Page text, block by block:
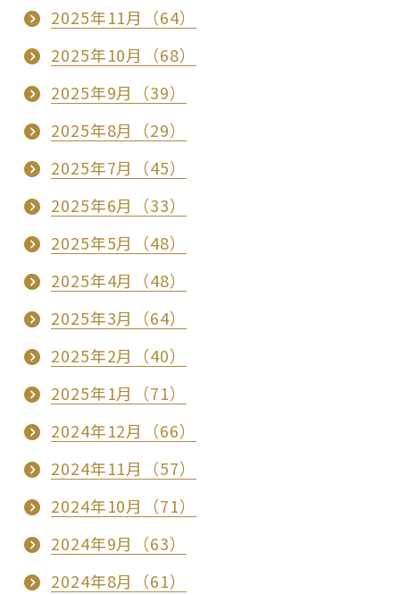
2025年11月（64）
2025年10月（68）
2025年9月（39）
2025年8月（29）
2025年7月（45）
2025年6月（33）
2025年5月（48）
2025年4月（48）
2025年3月（64）
2025年2月（40）
2025年1月（71）
2024年12月（66）
2024年11月（57）
2024年10月（71）
2024年9月（63）
2024年8月（61）